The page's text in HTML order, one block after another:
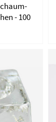
- 100